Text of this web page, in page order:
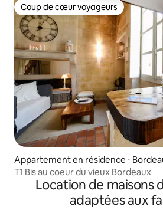
Coup de cœur voyageurs
Coup de cœur voyageurs
Appartement en résidence ⋅
T1 Bis au coeur du vieux Bordeaux
Location de maisons
adaptées aux